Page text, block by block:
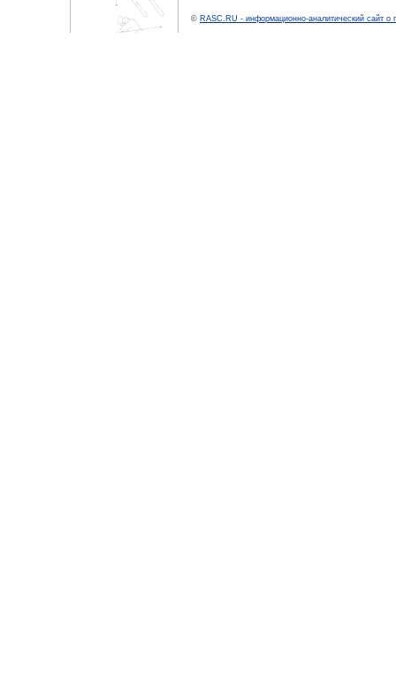
© RASC.RU - информационно-аналитический сайт о